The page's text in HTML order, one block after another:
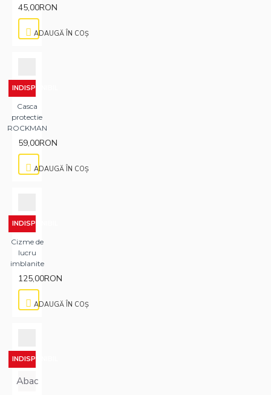
45,00RON
ADAUGĂ ÎN COŞ
INDISPONIBIL
Casca
protectie
ROCKMAN
59,00RON
ADAUGĂ ÎN COŞ
INDISPONIBIL
Cizme de
lucru
imblanite
125,00RON
ADAUGĂ ÎN COŞ
INDISPONIBIL
Abac